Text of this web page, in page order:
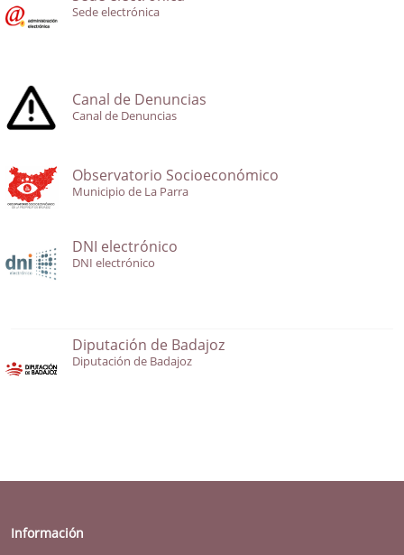
Sede electrónica
Canal de Denuncias
Canal de Denuncias
Observatorio Socioeconómico
Municipio de La Parra
DNI electrónico
DNI electrónico
Diputación de Badajoz
Diputación de Badajoz
Información